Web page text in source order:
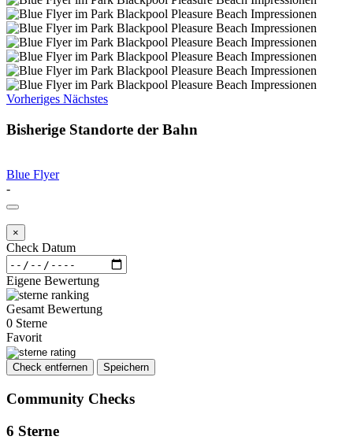
Vorheriges Nächstes
Bisherige Standorte der Bahn
Blue Flyer
-
×
Check Datum
Eigene Bewertung
Gesamt Bewertung
0 Sterne
Favorit
Check entfernen Speichern
Community Checks
6 Sterne